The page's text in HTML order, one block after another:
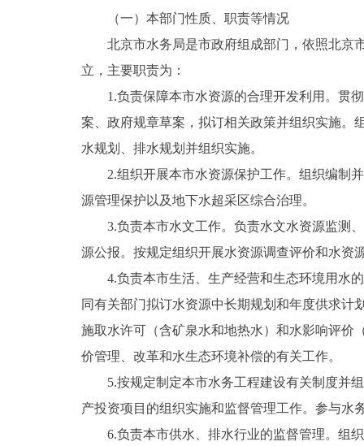
（一）本部门性质、职责等情况
北京市水务局是市政府组成部门，依照北京
立，主要职责为：
1.负责保障本市水资源的合理开发利用。贯
案、政府规章草案，拟订相关政策并组织实施。
水规划、排水规划并组织实施。
2.组织开展本市水资源保护工作。组织编制
源管理保护以及地下水超采区综合治理。
3.负责本市水文工作。负责水文水资源监测
源公报。按规定组织开展水资源调查评价和水资
4.负责本市生活、生产经营和生态环境用水
同有关部门拟订水资源中长期规划和年度供求
施取水许可（含矿泉水和地热水）和水影响评价
价管理、改革和水生态环境补偿的有关工作。
5.按规定制定本市水务工程建设有关制度并
产投资项目的组织实施和监督管理工作。参与水
6.负责本市供水、排水行业的监督管理。组